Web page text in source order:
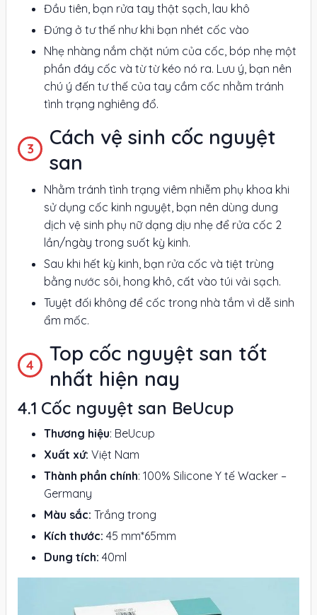
Đầu tiên, bạn rửa tay thật sạch, lau khô
Đứng ở tư thế như khi bạn nhét cốc vào
Nhẹ nhàng nắm chặt núm của cốc, bóp nhẹ một
phần đáy cốc và từ từ kéo nó ra. Lưu ý, bạn nên
chú ý đến tư thế của tay cầm cốc nhằm tránh
tình trạng nghiêng đổ.
Cách vệ sinh cốc nguyệt
san
Nhằm tránh tình trạng viêm nhiễm phụ khoa khi
sử dụng cốc kinh nguyệt, bạn nên dùng dung
dịch vệ sinh phụ nữ dạng dịu nhẹ để rửa cốc 2
lần/ngày trong suốt kỳ kinh.
Sau khi hết kỳ kinh, bạn rửa cốc và tiệt trùng
bằng nước sôi, hong khô, cất vào túi vải sạch.
Tuyệt đối không để cốc trong nhà tắm vì dễ sinh
ẩm mốc.
Top cốc nguyệt san tốt
nhất hiện nay
Cốc nguyệt san BeUcup
Thương hiệu: BeUcup
Xuất xứ: Việt Nam
Thành phần chính: 100% Silicone Y tế Wacker –
Germany
Màu sắc: Trắng trong
Kích thước: 45 mm*65mm
Dung tích: 40ml